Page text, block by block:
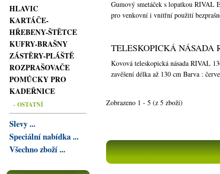
HLAVIC
KARTÁČE-
HŘEBENY-ŠTĚTCE
KUFRY-BRAŠNY
ZÁSTĚRY-PLÁŠTĚ
ROZPRAŠOVAČE
POMŮCKY PRO
KADEŘNICE
- OSTATNÍ
Slevy ...
Speciální nabídka ...
Všechno zboží ...
Gumový smetáček s lopatkou RIVAL
pro venkovní i vnitřní použití
TELESKOPICKÁ NÁSADA
Kovová teleskopická násada RIVAL
zavěšení délka až 130 cm Barva :
Zobrazeno 1 -5 (z5 zboží)